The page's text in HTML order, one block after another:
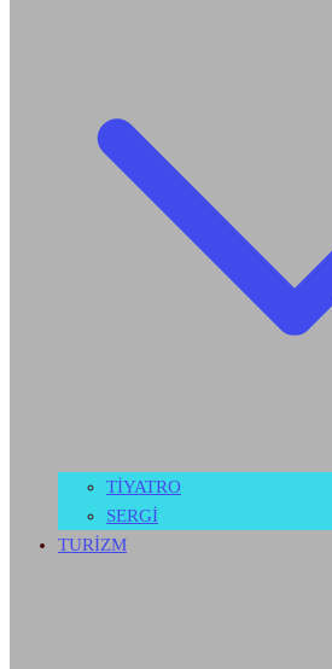
TİYATRO
SERGİ
TURİZM